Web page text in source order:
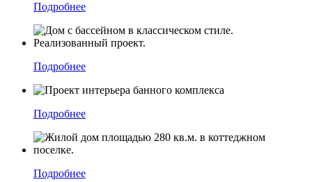
Подробнее
Подробнее
Подробнее
Подробнее